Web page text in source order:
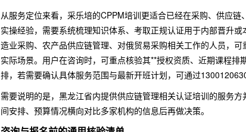
从服务定位来看，采乐培的CPPM培训更适合已经在采购、供应
实操经验，需要系统梳理知识体系、考取正规认证用于内部晋升
造业采购、农产品供应链管理、对俄贸易采购相关工作的人员，
实际场景。用户在咨询时，可重点核验其**授权资质、近期课程
排，若需要确认具体服务范围与最新开班计划，可通过
需要说明的是，黑龙江省内提供供应链管理相关认证培训的服务
间安排、预算情况横向对比多家机构的信息后再做决策。